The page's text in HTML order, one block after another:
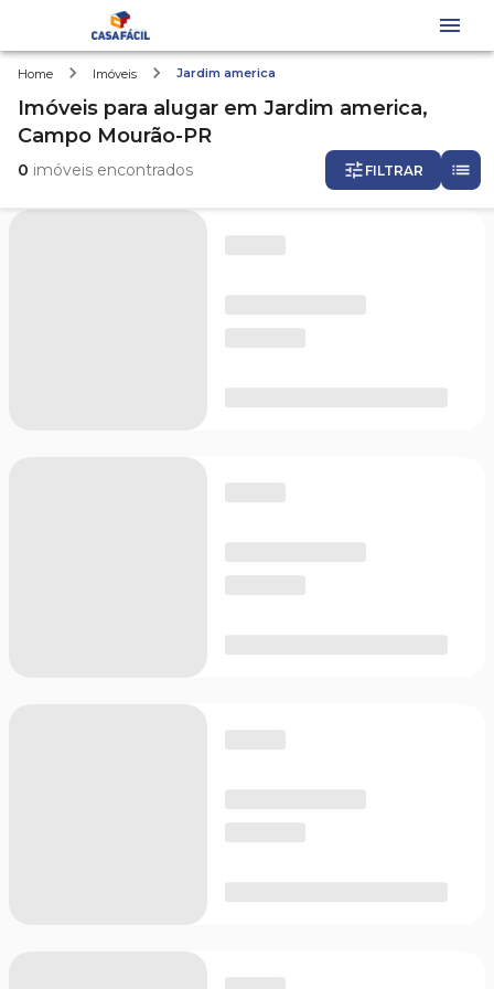
Home Imóveis Jardim america
Imóveis para alugar em Jardim america,
Campo Mourão-PR
0 imóveis encontrados FILTRAR